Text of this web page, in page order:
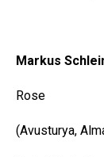
Markus
Rose
(Avusturya,